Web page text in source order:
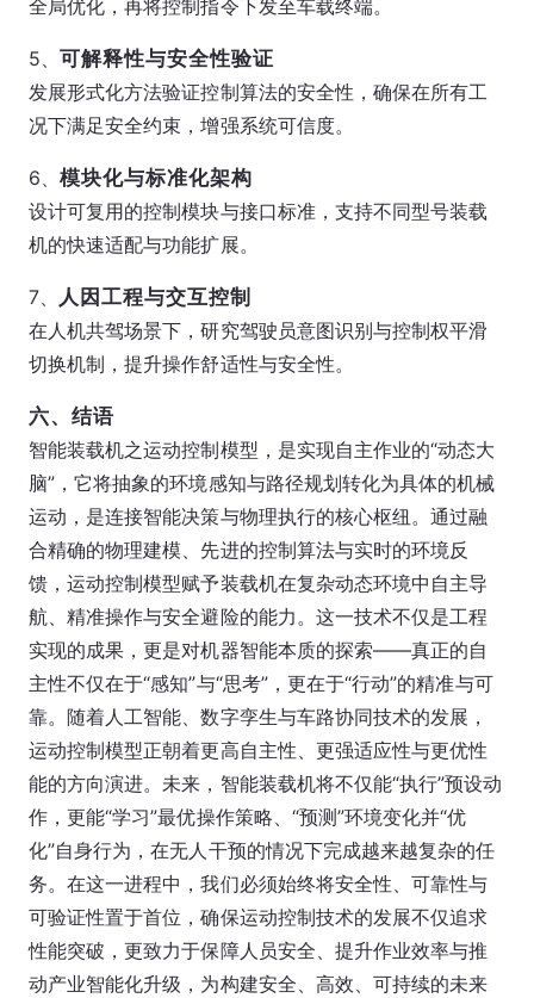
全局优化，再将控制指令下发至车载终端。
5、可解释性与安全性验证
发展形式化方法验证控制算法的安全性，确保在所有工
况下满足安全约束，增强系统可信度。
6、模块化与标准化架构
设计可复用的控制模块与接口标准，支持不同型号装载
机的快速适配与功能扩展。
7、 人因工程与交互控制
在人机共驾场景下，研究驾驶员意图识别与控制权平滑
切换机制，提升操作舒适性与安全性。
六、结语
智能装载机之运动控制模型，是实现自主作业的“动态大
脑”，它将抽象的环境感知与路径规划转化为具体的机械
运动，是连接智能决策与物理执行的核心枢纽。通过融
合精确的物理建模、先进的控制算法与实时的环境反
馈，运动控制模型赋予装载机在复杂动态环境中自主导
航、精准操作与安全避险的能力。这一技术不仅是工程
实现的成果，更是对机器智能本质的探索——真正的自
主性不仅在于“感知”与“思考”，更在于“行动”的精准与可
靠。随着人工智能、数字孪生与车路协同技术的发展，
运动控制模型正朝着更高自主性、更强适应性与更优性
能的方向演进。未来，智能装载机将不仅能“执行”预设动
作，更能“学习”最优操作策略、“预测”环境变化并“优
化”自身行为，在无人干预的情况下完成越来越复杂的任
务。在这一进程中，我们必须始终将安全性、可靠性与
可验证性置于首位，确保运动控制技术的发展不仅追求
性能突破，更致力于保障人员安全、提升作业效率与推
动产业智能化升级，为构建安全、高效、可持续的未来